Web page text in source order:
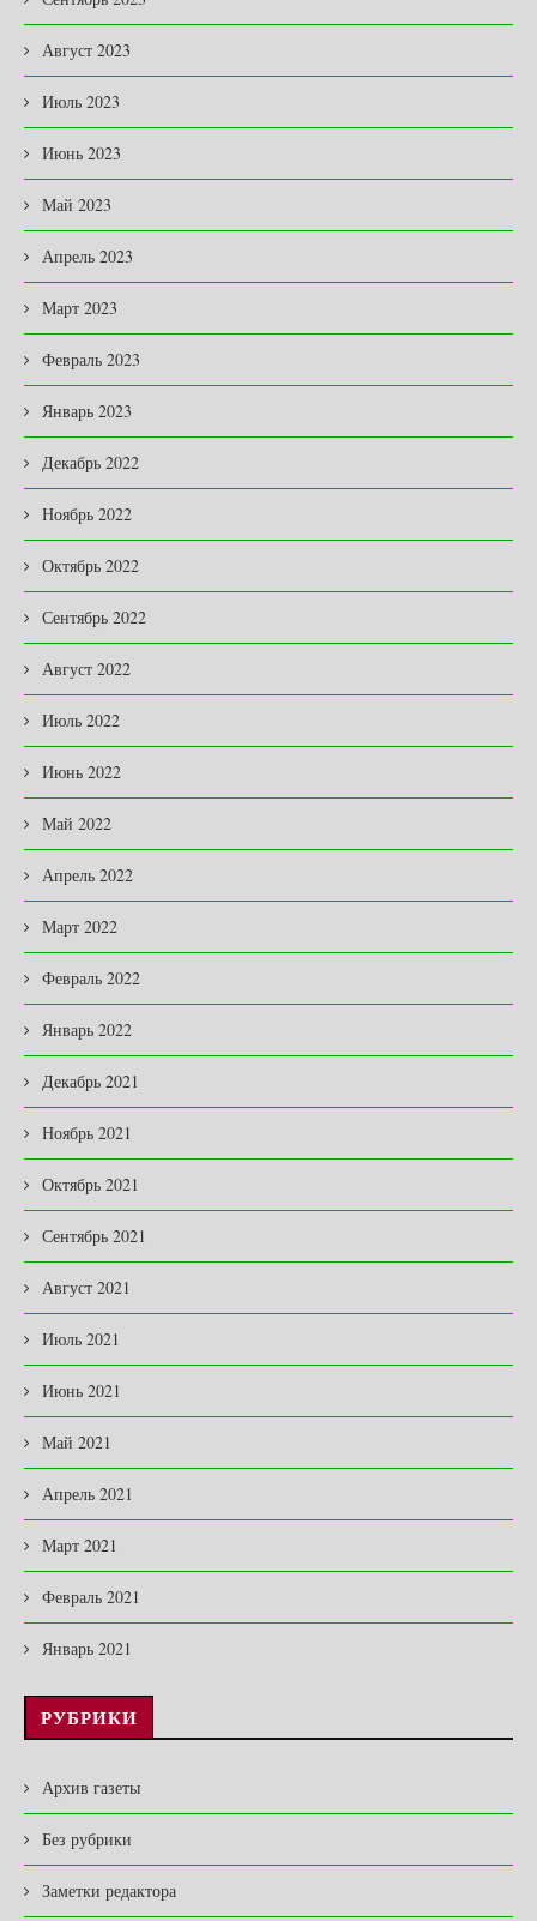
Август 2023
Июль 2023
Июнь 2023
Май 2023
Апрель 2023
Март 2023
Февраль 2023
Январь 2023
Декабрь 2022
Ноябрь 2022
Октябрь 2022
Сентябрь 2022
Август 2022
Июль 2022
Июнь 2022
Май 2022
Апрель 2022
Март 2022
Февраль 2022
Январь 2022
Декабрь 2021
Ноябрь 2021
Октябрь 2021
Сентябрь 2021
Август 2021
Июль 2021
Июнь 2021
Май 2021
Апрель 2021
Март 2021
Февраль 2021
Январь 2021
РУБРИКИ
Архив газеты
Без рубрики
Заметки редактора